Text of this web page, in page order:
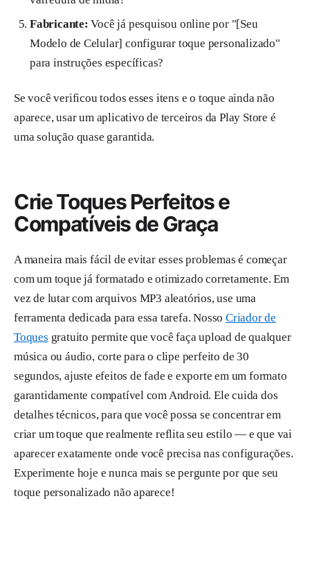
Fabricante: Você já pesquisou online por "[Seu
Modelo de Celular] configurar toque personalizado"
para instruções específicas?
Se você verificou todos esses itens e o toque ainda não
aparece, usar um aplicativo de terceiros da Play Store é
uma solução quase garantida.
Crie Toques Perfeitos e
Compatíveis de Graça
A maneira mais fácil de evitar esses problemas é começar
com um toque já formatado e otimizado corretamente. Em
vez de lutar com arquivos MP3 aleatórios, use uma
ferramenta dedicada para essa tarefa. NossoCriador de
Toques gratuito permite que você faça upload de qualquer
música ou áudio, corte para o clipe perfeito de 30
segundos, ajuste efeitos de fade e exporte em um formato
garantidamente compatível com Android. Ele cuida dos
detalhes técnicos, para que você possa se concentrar em
criar um toque que realmente reflita seu estilo — e que vai
aparecer exatamente onde você precisa nas configurações.
Experimente hoje e nunca mais se pergunte por que seu
toque personalizado não aparece!